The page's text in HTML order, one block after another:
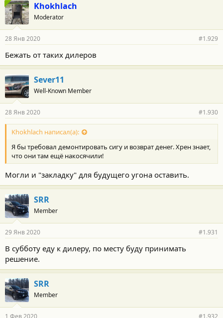
Khokhlach
Moderator
28 Янв 2020 #1.929
Бежать от таких дилеров
Sever11
Well-Known Member
28 Янв 2020 #1.930
Khokhlach написал(а):
Я бы требовал демонтировать сигу и возврат денег. Хрен знает,
что они там ещё накосячили!
Могли и "закладку" для будущего угона оставить.
SRR
Member
29 Янв 2020 #1.931
В субботу еду к дилеру, по месту буду принимать
решение.
SRR
Member
1 Фев 2020 #1.932